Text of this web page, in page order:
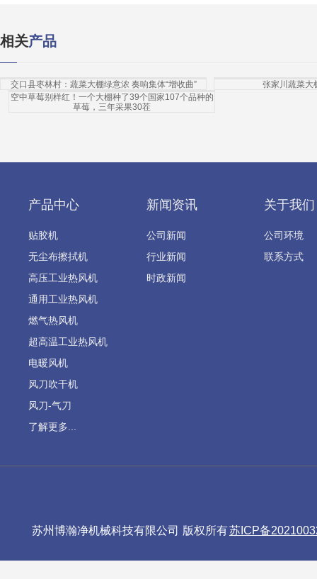
相关产品
交口县枣林村：蔬菜大棚绿意浓 奏响集体“增收曲”
张家川蔬菜大
空中草莓别样红！一个大棚种了39个国家107个品种的
草莓，三年采果30茬
产品中心
贴胶机
无尘布擦拭机
高压工业热风机
通用工业热风机
燃气热风机
超高温工业热风机
电暖风机
风刀吹干机
风刀-气刀
了解更多...
新闻资讯
公司新闻
行业新闻
时政新闻
关于我们
公司环境
联系方式
苏州博瀚净机械科技有限公司 版权所有苏ICP备